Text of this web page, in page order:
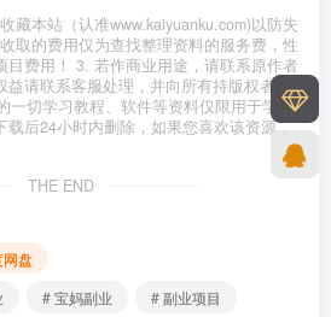
藏本站（认准www.kaiyuanku.com)以防失
取的费用仅为查找整理资料的服务费，性
目费用！ 3. 若作商业用途，请联系原作者
益请联系客服处理，并向所有持版权者致
一切学习教程、软件等资料仅限用于学习
载后24小时内删除，如果您喜欢该资源，
THE END
盘
# 宝妈副业
# 副业项目